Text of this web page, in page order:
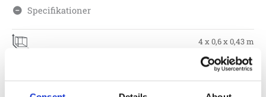
Specifikationer
4 x 0,6 x 0,43 m
0,5 m